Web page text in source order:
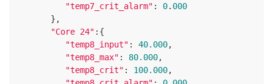
"temp7_crit_alarm" : 0. 000
"Core 24" :{
"temp8_input" : 40.000,
"temp8_max" : 80.000,
"temp8_crit" : 100.000,